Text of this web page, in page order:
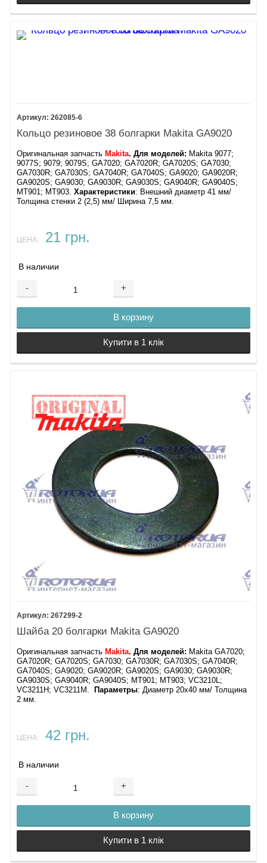
262085-6
Кольцо резиновое 38 болгарки Makita GA9020
Оригинальная запчасть Makita. Для моделей: Makita 9077;
9077S; 9079; 9079S; GA7020; GA7020R; GA7020S; GA7030;
GA7030R; GA7030S; GA7040R; GA7040S; GA9020; GA9020R;
GA9020S; GA9030; GA9030R; GA9030S; GA9040R; GA9040S;
MT901; MT903.Характеристики: Внешний диаметр 41 мм/
Толщина стенки 2 (2,5) мм/ Ширина 7,5 мм.
ЦЕНА: 21 грн.
В наличии
- +
В корзину
Купити в 1 клік
267299-2
Шайба 20 болгарки Makita GA9020
Оригинальная запчасть Makita. Для моделей: Makita GA7020;
GA7020R; GA7020S; GA7030; GA7030R; GA7030S; GA7040R;
GA7040S; GA9020; GA9020R; GA9020S; GA9030; GA9030R;
GA9030S; GA9040R; GA9040S; MT901; MT903; VC3210L;
VC3211H; VC3211M.
Параметры: Диаметр 20х40 мм/ Толщина
2 мм.
ЦЕНА: 42 грн.
В наличии
- +
В корзину
Купити в 1 клік